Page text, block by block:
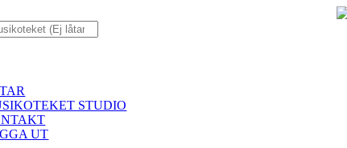
till
innehållet
STUDIO
UT